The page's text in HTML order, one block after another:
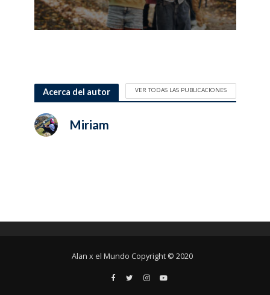
Acerca del autor VER TODAS LAS PUBLICACIONES
Miriam
Alan x el Mundo Copyright © 2020